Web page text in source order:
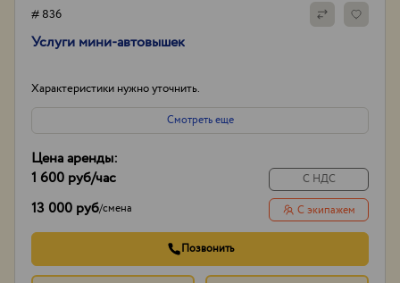
# 836
Услуги мини-автовышек
Характеристики нужно уточнить.
Смотреть еще
Цена аренды:
1 600 руб/час
13 000 руб/смена
С НДС
С экипажем
Позвонить